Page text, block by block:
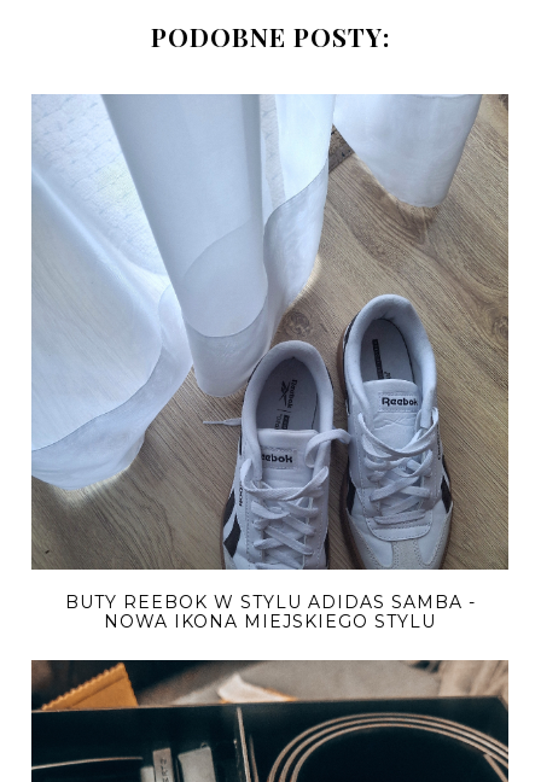
PODOBNE POSTY:
BUTY REEBOK W STYLU ADIDAS SAMBA -
NOWA IKONA MIEJSKIEGO STYLU